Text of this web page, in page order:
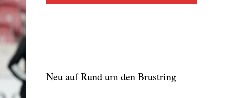
Neu auf Rund um den Brustring